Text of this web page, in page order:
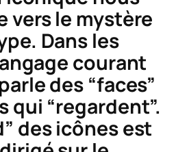
vers le mystère
Dans les
courant
des “faces”
qui “regardent”.
des icônes est